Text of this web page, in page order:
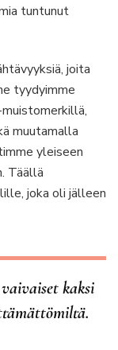
tuntunut
joita
tyydyimme
muutamalla
yleiseen
Täällä
joka oli jälleen
kaksi